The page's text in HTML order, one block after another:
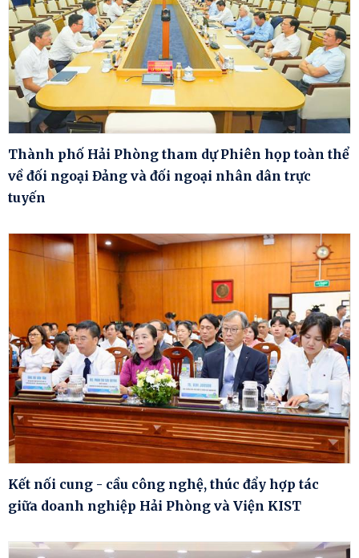
Thành phố Hải Phòng tham dự Phiên họp toàn thể
về đối ngoại Đảng và đối ngoại nhân dân trực
tuyến
Kết nối cung - cầu công nghệ, thúc đẩy hợp tác
giữa doanh nghiệp Hải Phòng và Viện KIST